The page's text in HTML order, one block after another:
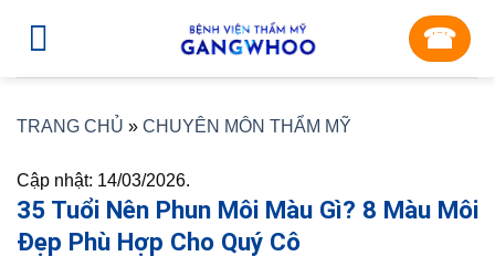
☎︎
TRANG CHỦ » CHUYÊN MÔN THẨM MỸ
Cập nhật: 14/03/2026.
35 Tuổi Nên Phun Môi Màu Gì? 8 Màu Môi
Đẹp Phù Hợp Cho Quý Cô